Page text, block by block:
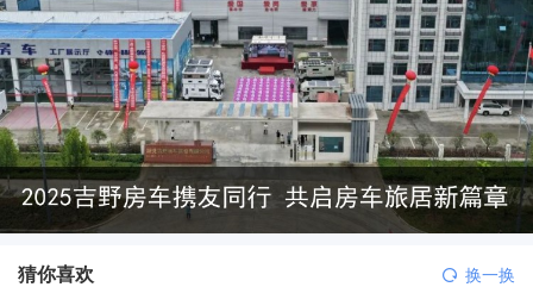
猜你喜欢 换一换